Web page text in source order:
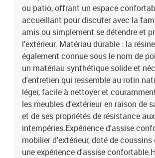
cotonDimensions du coussin de siège : 55 x 55
é)Dimensions du coussin de dossier : 55 x 45 x
livraison contient :2 x canapé avec
canapé d'angle7 x coussin de dossier6 x
housse amovible et lavable
ou patio, offrant un espace
accueillant pour discuter avec la
amis ou simplement se détendre et
l'extérieur. Matériau durable : la
également connue sous le nom de
un matériau synthétique solide et
d'entretien qui ressemble au rotin
léger, facile à nettoyer et
les meubles d'extérieur en raison de
et de ses propriétés de résistance aux
intempéries.Expérience d'assise
mobilier d'extérieur, doté de coussins
une expérience d'assise